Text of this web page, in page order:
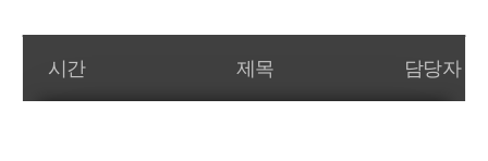
일간 부서일정관리
시간 제목 담당자